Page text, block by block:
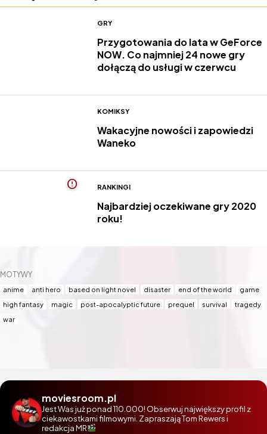
MOTYWY
anime anti hero based on light novel disaster end of the world
game
high fantasy
magic post-apocalyptic future prequel survival
tragedy
war
GRY
Przygotowania do lata w GeForce
NOW. Co najmniej 24 nowe gry
dołączą do usługi w czerwcu
KOMIKSY
Wakacyjne nowości i zapowiedzi
Waneko
RANKINGI
Najbardziej oczekiwane gry 2020
roku!
moviesroom.pl
Jest Was już ponad 110.000! Obserwuj największy profil z
ciekawostkami filmowymi. Zapraszają Tom Rewers i
redakcja MR